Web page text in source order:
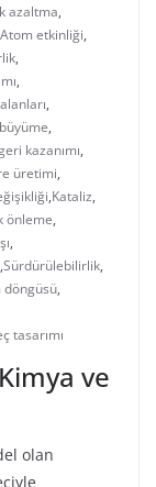
azaltma,
Atom etkinliği,
,
,
,
,
kazanımı,
üretimi,
,Kataliz,
önleme,
,
,Sürdürülebilirlik,
döngüsü,
tasarımı
ve
olan